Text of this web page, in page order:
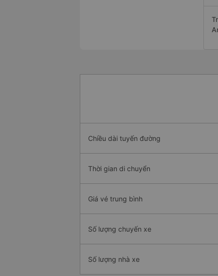
Chiều dài tuyến đường
Thời gian di chuyển
Giá vé trung bình
Số lượng chuyến xe
Số lượng nhà xe